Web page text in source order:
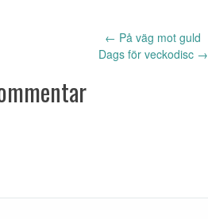
← På väg mot guld
Dags för veckodisc →